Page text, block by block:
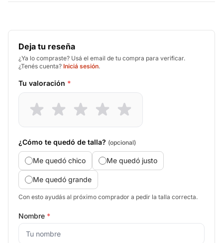
Deja tu reseña
¿Ya lo compraste? Usá el email de tu compra para verificar.
¿Tenés cuenta? Iniciá sesión.
Tu valoración *
¿Cómo te quedó de talla? (opcional)
Me quedó chico Me quedó justo
Me quedó grande
Con esto ayudás al próximo comprador a pedir la talla correcta.
Nombre *